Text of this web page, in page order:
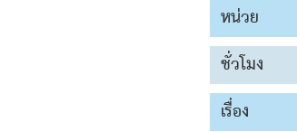
หน่วย
ชั่วโมง
เรื่อง